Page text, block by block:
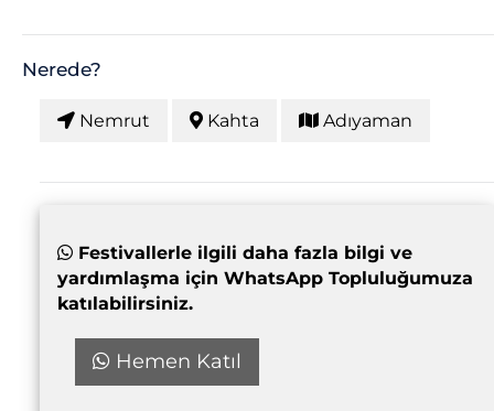
Nerede?
Nemrut Kahta Adıyaman
Festivallerle ilgili daha fazla bilgi ve
yardımlaşma için WhatsApp Topluluğumuza
katılabilirsiniz.
Hemen Katıl